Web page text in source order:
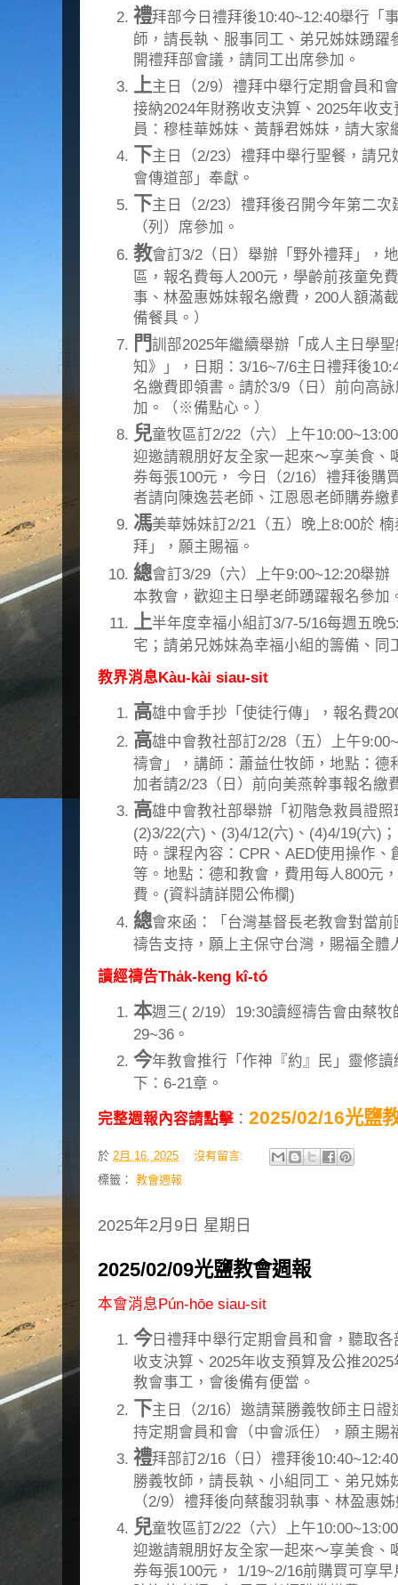
禮拜部今日禮拜後10:40~12:40舉行「
師，請長執、服事同工、弟兄姊妹踴
開禮拜部會議，請同工出席參加。
上主日（2/9）禮拜中舉行定期會員和
接納2024年財務收支決算、2025年收
員：穆桂華姊妹、黃靜君姊妹，請大家
下主日（2/23）禮拜中舉行聖餐，請
會傳道部」奉獻。
下主日（2/23）禮拜後召開今年第二
（列）席參加。
教會訂3/2（日）舉辦「野外禮拜」，
區，報名費每人200元，學齡前孩童免
事、林盈惠姊妹報名繳費，200人額滿
備餐具。）
門訓部2025年繼續舉辦「成人主日學
知》」，日期：3/16~7/6主日禮拜後
名繳費即領書。請於3/9（日）前向高
加。（※備點心。）
兒童牧區訂2/22（六）上午
迎邀請親朋好友全家一起來～享美食、
券每張100元， 今日（2/16）禮拜後購
者請向陳逸芸老師、江恩恩老師購券繳
馮美華姊妹訂2/21（五）晚上8:00於
拜」，願主賜福。
總會訂3/29（六）上午9:00~12:20舉
本教會，歡迎主日學老師踴躍報名參加
上半年度幸福小組訂3/7-5/16每週五晚
宅；請弟兄姊妹為幸福小組的籌備、同
教界消息Kàu-kài siau-sit
高雄中會手抄「使徒行傳」，報名費
高雄中會教社部訂2/28（五）上午
禱會」，講師：蕭益仕牧師，地點：德
加者請2/23（日）前向美燕幹事報名繳
高雄中會教社部舉辦「初階急救員證
(2)3/22(六)、(3)4/12(六)、(4)4/19(六)
時。課程內容：CPR、AED使用操作
等。地點：德和教會，費用每人800元
費。(資料請詳閱公佈欄)
總會來函：「台灣基督長老教會對當
禱告支持，願上主保守台灣，賜福全體
讀經禱告Tha̍k-keng kî-tó
本週三( 2/19）19:30讀經禱告會由蔡
29~36。
今年教會推行「作神『約』民」靈修
下：6-21章。
完整週報內容請點擊 ： 2025/02/16光鹽
於 2月 16, 2025
沒有留言:
標籤： 教會週報
2025年2月9日 星期日
2025/02/09光鹽教會週報
本會消息Pún-hōe siau-sit
今日禮拜中舉行定期會員和會，聽取
收支決算、2025年收支預算及公推
教會事工，會後備有便當。
下主日（2/16）邀請葉勝義牧師主日
持定期會員和會（中會派任），願主賜
禮拜部訂2/16（日）禮拜後
勝義牧師，請長執、小組同工、弟兄姊
（2/9）禮拜後向蔡馥羽執事、林盈惠
兒童牧區訂2/22（六）上午
迎邀請親朋好友全家一起來～享美食、
券每張100元， 1/19~2/16前購買可享